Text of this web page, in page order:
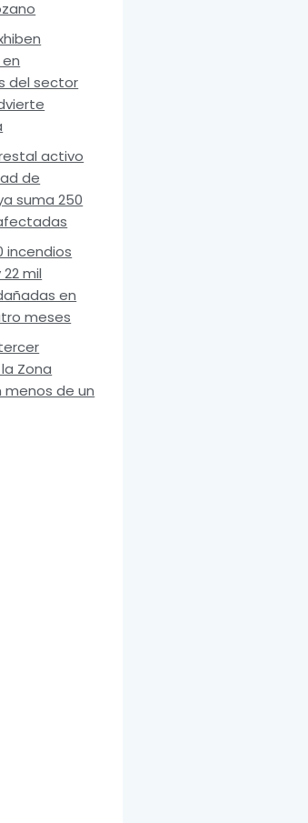
del sector
activo
de
suma 250
incendios
mil
en
meses
Zona
menos de un